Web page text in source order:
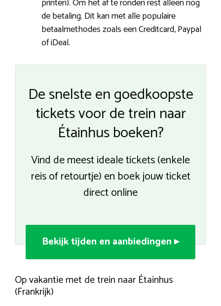
de betaling. Dit kan met alle populaire
betaalmethodes zoals een Creditcard, Paypal
of iDeal.
De snelste en goedkoopste
tickets voor de trein naar
Étainhus boeken?
Vind de meest ideale tickets (enkele
reis of retourtje) en boek jouw ticket
direct online
Bekijk tijden en aanbiedingen ▸
Op vakantie met de trein naar Étainhus
(Frankrijk)